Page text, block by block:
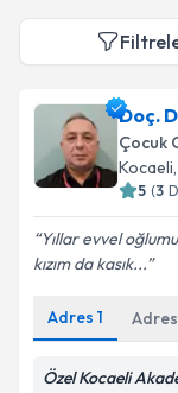
Doç.
Çocuk
Kocaeli
5 (3
Yıllar evvel
kızım da kasık...
Adres 1 Adres
Özel Kocaeli